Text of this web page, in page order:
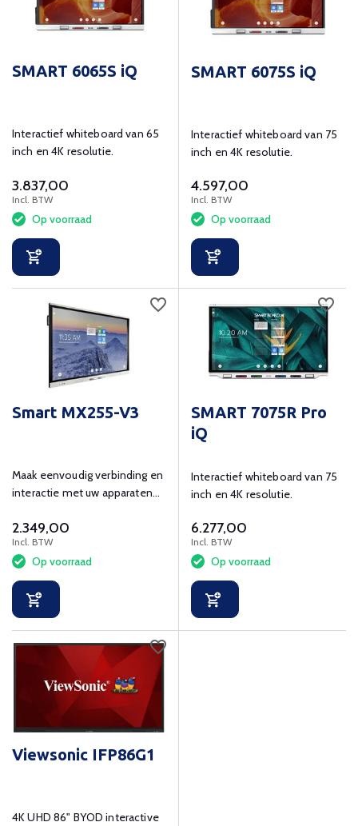
SMART 6065S iQ
Interactief whiteboard van 65
inch en 4K resolutie.
3.837,00
Incl. BTW
Op voorraad
SMART 6075S iQ
Interactief whiteboard van 75
inch en 4K resolutie.
4.597,00
Incl. BTW
Op voorraad
Smart MX255-V3
Maak eenvoudig verbinding en
interactie met uw apparaten
om actief leren te
ondersteunen - in en buiten
het klaslokaal.
2.349,00
Incl. BTW
Op voorraad
SMART 7075R Pro
iQ
Interactief whiteboard van 75
inch en 4K resolutie.
6.277,00
Incl. BTW
Op voorraad
Viewsonic IFP86G1
4K UHD 86" BYOD interactive